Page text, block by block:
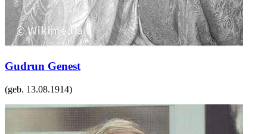
Gudrun Genest
(geb. 13.08.1914)